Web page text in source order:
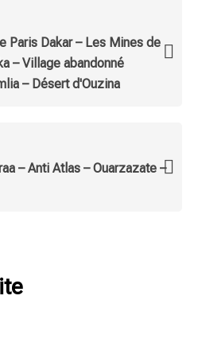
Paris Dakar – Les Mines de
– Village abandonné
– Désert d'Ouzina
– Anti Atlas – Ouarzazate –